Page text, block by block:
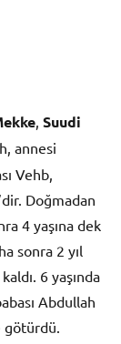
Suudi
annesi
Vehb,
Doğmadan
4 yaşına dek
sonra 2 yıl
6 yaşında
Abdullah